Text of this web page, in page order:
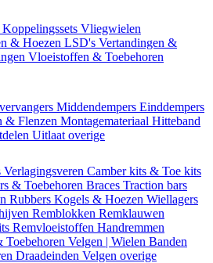
Koppelingssets Vliegwielen
& Hoezen LSD's Vertandingen &
Vloeistoffen & Toebehoren
Middendempers Einddempers
& Flenzen Montagemateriaal Hitteband
Uitlaat overige
Verlagingsveren Camber kits & Toe kits
& Toebehoren Braces Traction bars
Rubbers Kogels & Hoezen Wiellagers
Remblokken Remklauwen
Remvloeistoffen Handremmen
Toebehoren Velgen | Wielen Banden
Draadeinden Velgen overige